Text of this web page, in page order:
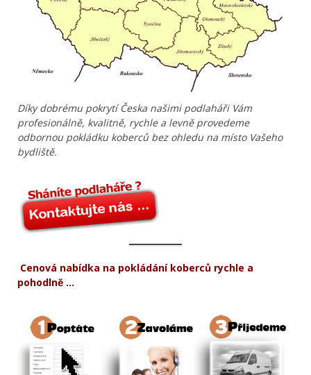
Díky dobrému pokrytí Česka našimi podlaháři Vám
profesionálně, kvalitně, rychle a levně provedeme
odbornou pokládku koberců bez ohledu na místo Vašeho
bydliště.
Cenová nabídka na pokládání koberců rychle a
pohodlně …